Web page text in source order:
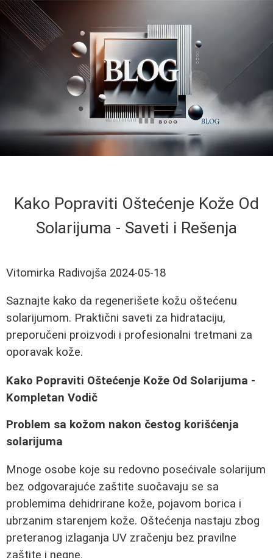
Kako Popraviti Oštećenje Kože Od
Solarijuma - Saveti i Rešenja
Vitomirka Radivojša 2024-05-18
Saznajte kako da regenerišete kožu oštećenu
solarijumom. Praktični saveti za hidrataciju,
preporučeni proizvodi i profesionalni tretmani za
oporavak kože.
Kako Popraviti Oštećenje Kože Od Solarijuma -
Kompletan Vodič
Problem sa kožom nakon čestog korišćenja
solarijuma
Mnoge osobe koje su redovno posećivale solarijum
bez odgovarajuće zaštite suočavaju se sa
problemima dehidrirane kože, pojavom borica i
ubrzanim starenjem kože. Oštećenja nastaju zbog
preteranog izlaganja UV zračenju bez pravilne
zaštite i negne.